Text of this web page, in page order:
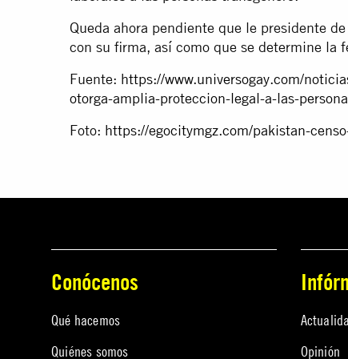
Queda ahora pendiente que le presidente
con su firma, así como que se determine la
Fuente: https://www.universogay.com/
otorga-amplia-proteccion-legal-a-las-
Foto: https://egocitymgz.com/pakistan-
Conócenos
Qué hacemos
Quiénes somos
Opinión